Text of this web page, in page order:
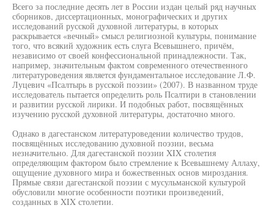
Всего за последние десять лет в России издан целый ряд научных
сборников, диссертационных, монографических и других
исследований русской духовной литературы, в которых
раскрывается «вечный» смысл религиозной культуры, понимание
того, что всякий художник есть слуга Всевышнего, причём,
независимо от своей конфессиональной принадлежности. Так,
например, значительным фактом современного отечественного
литературоведения является фундаментальное исследование Л.Ф.
Луцевич «Псалтырь в русской поэзии» (2007). В названном труде
исследователь пытается определить роль Псалтири в становлении
и развитии русской лирики. И подобных работ, посвящённых
изучению русской духовной литературы, достаточно много.
Однако в дагестанском литературоведении количество трудов,
посвящённых исследованию духовной поэзии, весьма
незначительно. Для дагестанской поэзии XIX столетия
определяющим фактором было стремление к Всевышнему Аллаху,
ощущение духовного мира и божественных основ мироздания.
Прямые связи дагестанской поэзии с мусульманской культурой
обусловили многие особенности поэтики произведений,
созданных в XIX столетии.